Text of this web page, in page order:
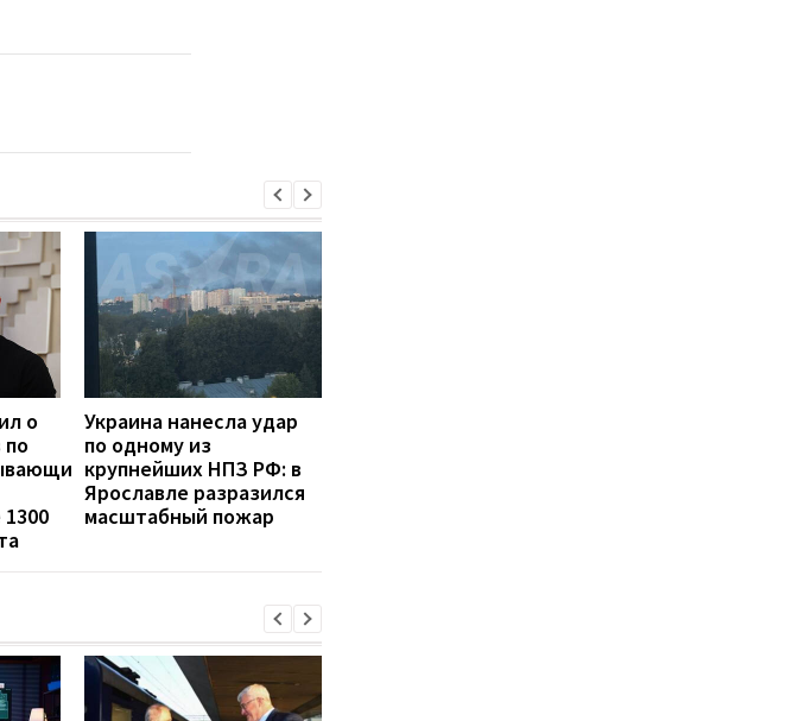
о
по
Украина нанесла удар
по одному из
крупнейших НПЗ РФ: в
Ярославле разразился
масштабный пожар